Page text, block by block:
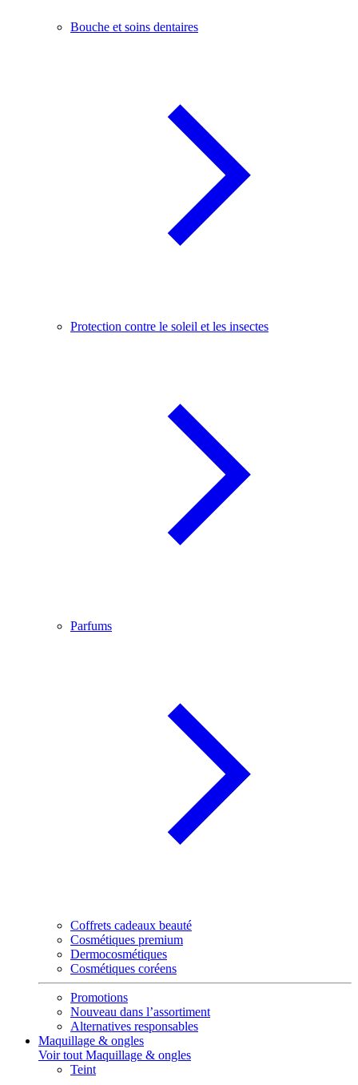
Bouche et soins dentaires
Protection contre le soleil et les insectes
Parfums
Coffrets cadeaux beauté
Cosmétiques premium
Dermocosmétiques
Cosmétiques coréens
Promotions
Nouveau dans l’assortiment
Alternatives responsables
Maquillage & ongles
Voir tout Maquillage & ongles
Teint